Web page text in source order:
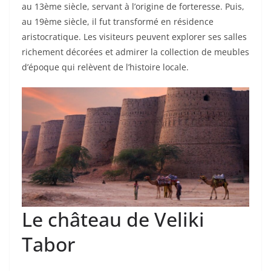
au 13ème siècle, servant à l’origine de forteresse. Puis,
au 19ème siècle, il fut transformé en résidence
aristocratique. Les visiteurs peuvent explorer ses salles
richement décorées et admirer la collection de meubles
d’époque qui relèvent de l’histoire locale.
Le château de Veliki
Tabor